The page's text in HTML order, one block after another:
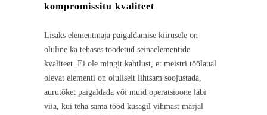
kompromissitu kvaliteet
Lisaks elementmaja paigaldamise kiirusele on
oluline ka tehases toodetud seinaelementide
kvaliteet. Ei ole mingit kahtlust, et meistri töölaual
olevat elementi on oluliselt lihtsam soojustada,
aurutõket paigaldada või muid operatsioone läbi
viia, kui teha sama tööd kusagil vihmast märjal